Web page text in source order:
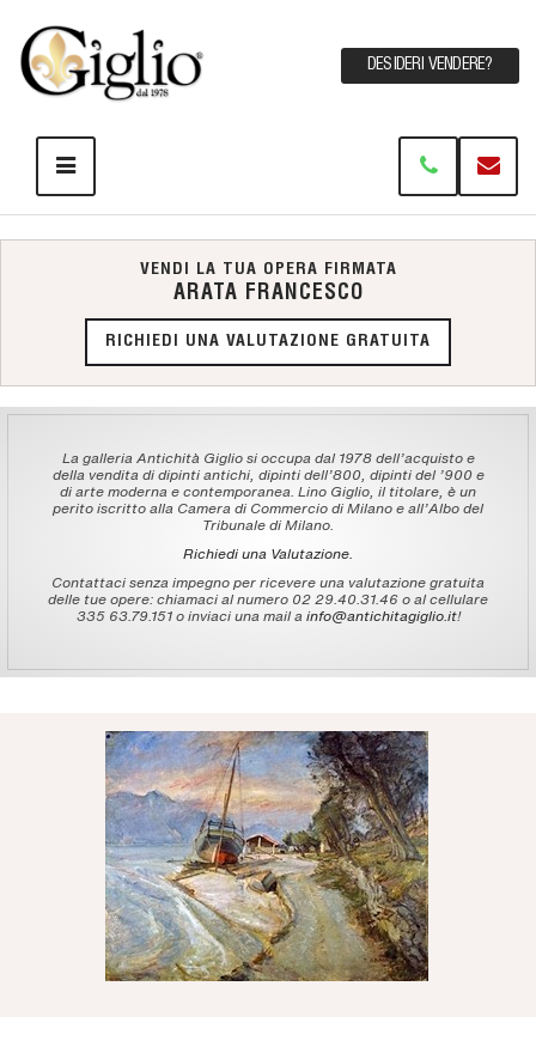
DESIDERI VENDERE?
VENDI LA TUA OPERA FIRMATA
ARATA FRANCESCO
RICHIEDI UNA VALUTAZIONE GRATUITA
La galleria Antichità Giglio si occupa dal 1978 dell'acquisto e
della vendita di dipinti antichi, dipinti dell'800, dipinti del '900 e
di arte moderna e contemporanea. Lino Giglio, il titolare, è un
perito iscritto alla Camera di Commercio di Milano e all'Albo del
Tribunale di Milano.
Richiedi una Valutazione.
Contattaci senza impegno per ricevere una valutazione gratuita
delle tue opere: chiamaci al numero 02 29.40.31.46 o al cellulare
335 63.79.151 o inviaci una mail a info@antichitagiglio.it!